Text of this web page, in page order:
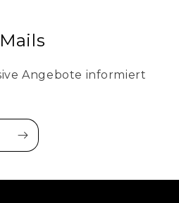
Angebote informiert